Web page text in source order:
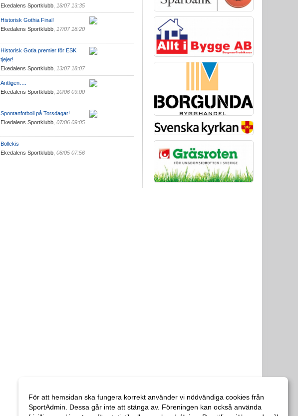
Ekedalens Sportklubb, 18/07 13:35
Historisk Gothia Final!
Ekedalens Sportklubb, 17/07 18:20
Historisk Gotia premier för ESK
tjejer!
Ekedalens Sportklubb, 13/07 18:07
Äntligen….
Ekedalens Sportklubb, 10/06 09:00
Spontanfotboll på Torsdagar!
Ekedalens Sportklubb, 07/06 09:05
Bollekis
Ekedalens Sportklubb, 08/05 07:56
För att hemsidan ska fungera korrekt använder vi nödvändiga cookies från
SportAdmin. Dessa går inte att stänga av. Föreningen kan också använda